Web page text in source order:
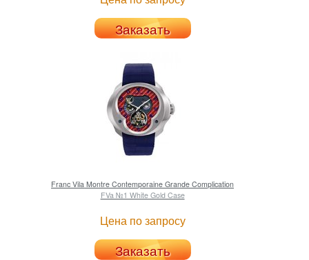
Заказать
Franc Vila Montre Contemporaine Grande Complication
FVa №1 White Gold Case
Цена по запросу
Заказать